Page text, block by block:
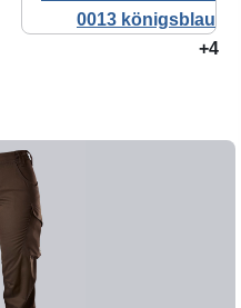
+4